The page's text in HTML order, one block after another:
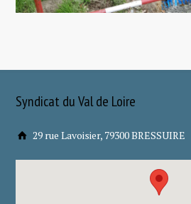
Syndicat du Val de Loire
29 rue Lavoisier, 79300 BRESSUIRE